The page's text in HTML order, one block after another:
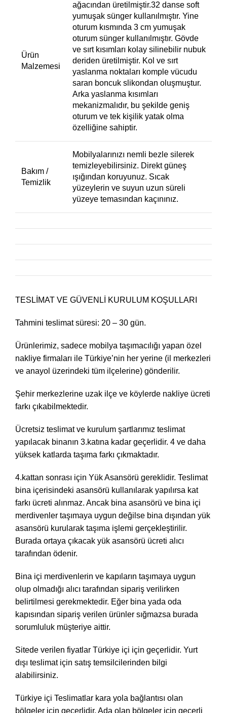
Ürün
Malzemesi
ağacından üretilmiştir.32 danse soft
yumuşak sünger kullanılmıştır. Yine
oturum kısmında 3 cm yumuşak
oturum sünger kullanılmıştır. Gövde
ve sırt kısımları kolay silinebilir nubuk
deriden üretilmiştir. Kol ve sırt
yaslanma noktaları komple vücudu
saran boncuk slikondan oluşmuştur.
Arka yaslanma kısımları
mekanizmalıdır, bu şekilde geniş
oturum ve tek kişilik yatak olma
özelliğine sahiptir.
Bakım /
Temizlik
Mobilyalarınızı nemli bezle silerek
temizleyebilirsiniz. Direkt güneş
ışığından koruyunuz. Sıcak
yüzeylerin ve suyun uzun süreli
yüzeye temasından kaçınınız.
TESLİMAT VE GÜVENLİ KURULUM KOŞULLARI
Tahmini teslimat süresi: 20 – 30 gün.
Ürünlerimiz, sadece mobilya taşımacılığı yapan özel
nakliye firmaları ile Türkiye’nin her yerine (il merkezleri
ve anayol üzerindeki tüm ilçelerine) gönderilir.
Şehir merkezlerine uzak ilçe ve köylerde nakliye ücreti
farkı çıkabilmektedir.
Ücretsiz teslimat ve kurulum şartlarımız teslimat
yapılacak binanın 3.katına kadar geçerlidir. 4 ve daha
yüksek katlarda taşıma farkı çıkmaktadır.
4.kattan sonrası için Yük Asansörü gereklidir. Teslimat
bina içerisindeki asansörü kullanılarak yapılırsa kat
farkı ücreti alınmaz. Ancak bina asansörü ve bina içi
merdivenler taşımaya uygun değilse bina dışından yük
asansörü kurularak taşıma işlemi gerçekleştirilir.
Burada ortaya çıkacak yük asansörü ücreti alıcı
tarafından ödenir.
Bina içi merdivenlerin ve kapıların taşımaya uygun
olup olmadığı alıcı tarafından sipariş verilirken
belirtilmesi gerekmektedir. Eğer bina yada oda
kapısından sipariş verilen ürünler sığmazsa burada
sorumluluk müşteriye aittir.
Sitede verilen fiyatlar Türkiye içi için geçerlidir. Yurt
dışı teslimat için satış temsilcilerinden bilgi
alabilirsiniz.
Türkiye içi Teslimatlar kara yola bağlantısı olan
bölgeler için geçerlidir. Ada olan bölgeler için geçerli